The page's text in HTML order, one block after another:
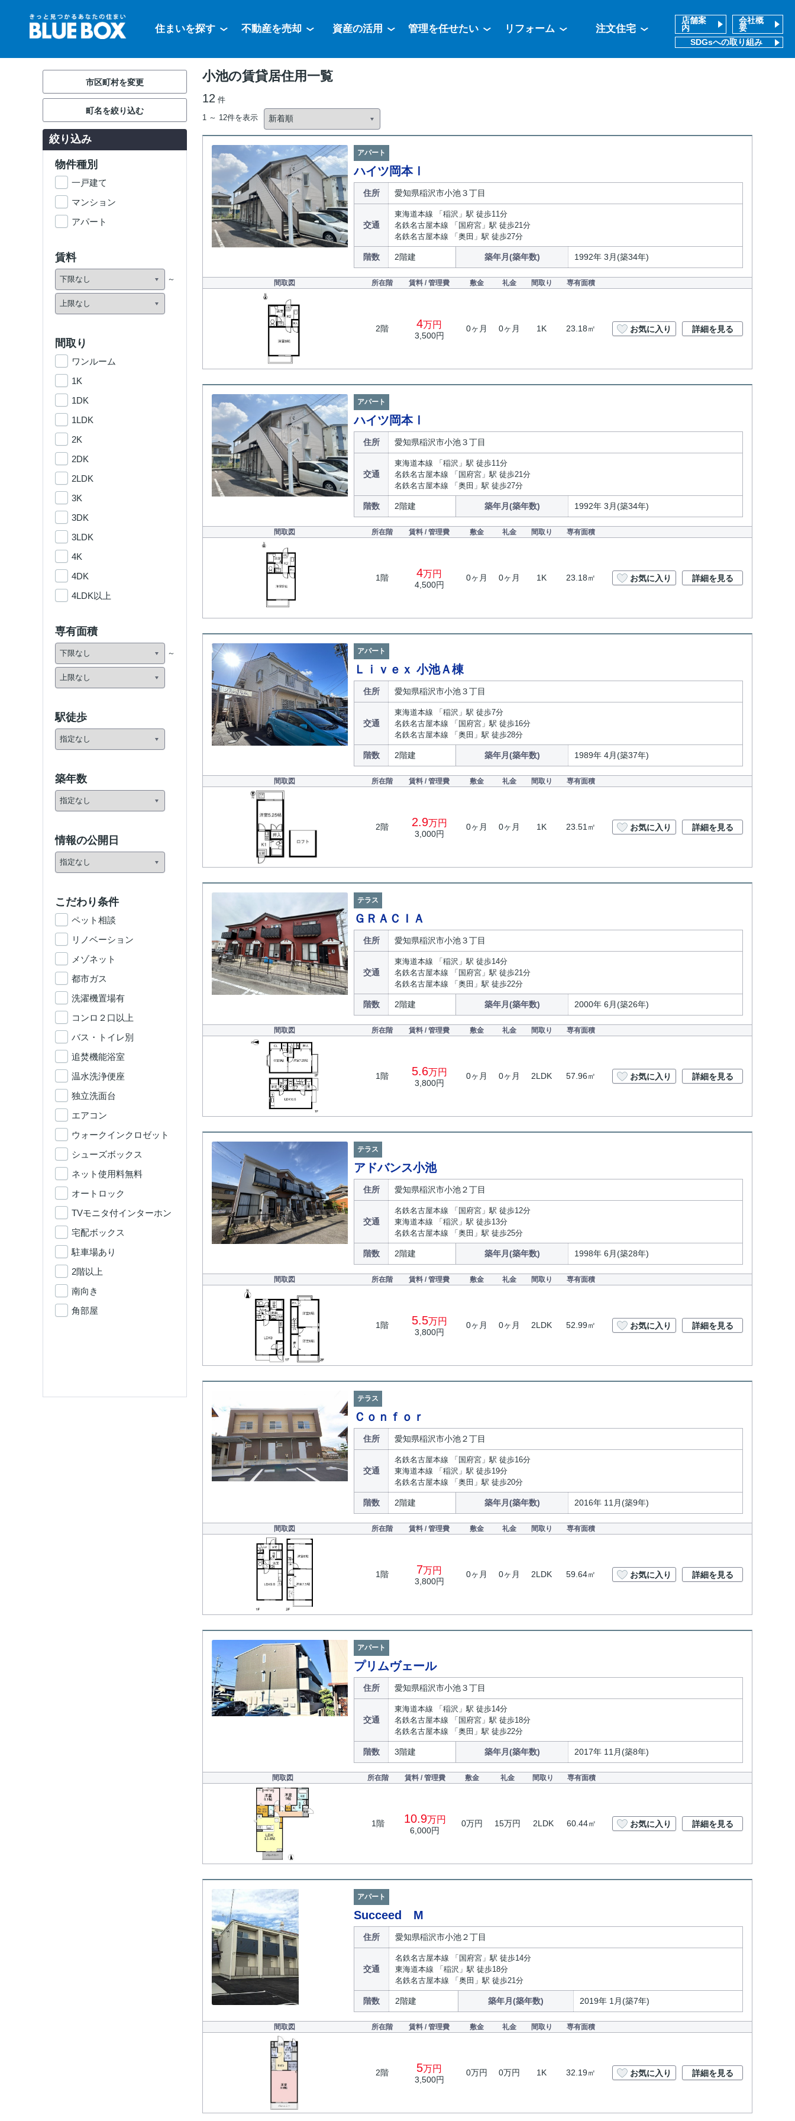
住まいを探す 不動産を売却 資産の活用 管理を任せたい リフォーム 注文住宅
店舗案
内
会社概
要
SDGsへの取り組み
小池の賃貸居住用一覧
12 件
1 ～ 12件を表示
アパート
ハイツ岡本Ⅰ
住所 愛知県稲沢市小池３丁目
交通
東海道本線 「稲沢」駅 徒歩11分
名鉄名古屋本線 「国府宮」駅 徒歩21分
名鉄名古屋本線 「奥田」駅 徒歩27分
階数 2階建 築年月(築年数) 1992年 3月(築34年)
間取図 所在階 賃料 / 管理費 敷金 礼金 間取り 専有面積
2階 4万円
3,500円
0ヶ月 0ヶ月 1K 23.18㎡ お気に入り 詳細を見る
アパート
ハイツ岡本Ⅰ
住所 愛知県稲沢市小池３丁目
交通
東海道本線 「稲沢」駅 徒歩11分
名鉄名古屋本線 「国府宮」駅 徒歩21分
名鉄名古屋本線 「奥田」駅 徒歩27分
階数 2階建 築年月(築年数) 1992年 3月(築34年)
間取図 所在階 賃料 / 管理費 敷金 礼金 間取り 専有面積
1階 4万円
4,500円
0ヶ月 0ヶ月 1K 23.18㎡ お気に入り 詳細を見る
アパート
Ｌｉｖｅｘ 小池Ａ棟
住所 愛知県稲沢市小池３丁目
交通
東海道本線 「稲沢」駅 徒歩7分
名鉄名古屋本線 「国府宮」駅 徒歩16分
名鉄名古屋本線 「奥田」駅 徒歩28分
階数 2階建 築年月(築年数) 1989年 4月(築37年)
間取図 所在階 賃料 / 管理費 敷金 礼金 間取り 専有面積
2階 2.9万円
3,000円
0ヶ月 0ヶ月 1K 23.51㎡ お気に入り 詳細を見る
テラス
ＧＲＡＣＩＡ
住所 愛知県稲沢市小池３丁目
交通
東海道本線 「稲沢」駅 徒歩14分
名鉄名古屋本線 「国府宮」駅 徒歩21分
名鉄名古屋本線 「奥田」駅 徒歩22分
階数 2階建 築年月(築年数) 2000年 6月(築26年)
間取図 所在階 賃料 / 管理費 敷金 礼金 間取り 専有面積
1階 5.6万円
3,800円
0ヶ月 0ヶ月 2LDK 57.96㎡ お気に入り 詳細を見る
テラス
アドバンス小池
住所 愛知県稲沢市小池２丁目
交通
名鉄名古屋本線 「国府宮」駅 徒歩12分
東海道本線 「稲沢」駅 徒歩13分
名鉄名古屋本線 「奥田」駅 徒歩25分
階数 2階建 築年月(築年数) 1998年 6月(築28年)
間取図 所在階 賃料 / 管理費 敷金 礼金 間取り 専有面積
1階 5.5万円
3,800円
0ヶ月 0ヶ月 2LDK 52.99㎡ お気に入り 詳細を見る
テラス
Ｃｏｎｆｏｒ
住所 愛知県稲沢市小池２丁目
交通
名鉄名古屋本線 「国府宮」駅 徒歩16分
東海道本線 「稲沢」駅 徒歩19分
名鉄名古屋本線 「奥田」駅 徒歩20分
階数 2階建 築年月(築年数) 2016年 11月(築9年)
間取図 所在階 賃料 / 管理費 敷金 礼金 間取り 専有面積
1階 7万円
3,800円
0ヶ月 0ヶ月 2LDK 59.64㎡ お気に入り 詳細を見る
アパート
プリムヴェール
住所 愛知県稲沢市小池３丁目
交通
東海道本線 「稲沢」駅 徒歩14分
名鉄名古屋本線 「国府宮」駅 徒歩18分
名鉄名古屋本線 「奥田」駅 徒歩22分
階数 3階建 築年月(築年数) 2017年 11月(築8年)
間取図 所在階 賃料 / 管理費 敷金 礼金 間取り 専有面積
1階 10.9万円
6,000円
0万円 15万円 2LDK 60.44㎡ お気に入り 詳細を見る
アパート
Succeed M
住所 愛知県稲沢市小池２丁目
交通
名鉄名古屋本線 「国府宮」駅 徒歩14分
東海道本線 「稲沢」駅 徒歩18分
名鉄名古屋本線 「奥田」駅 徒歩21分
階数 2階建 築年月(築年数) 2019年 1月(築7年)
間取図 所在階 賃料 / 管理費 敷金 礼金 間取り 専有面積
2階 5万円
3,500円
0万円 0万円 1K 32.19㎡ お気に入り 詳細を見る
市区町村を変更
町名を絞り込む
絞り込み
物件種別
一戸建て
マンション
アパート
賃料
間取り
ワンルーム
1K
1DK
1LDK
2K
2DK
2LDK
3K
3DK
3LDK
4K
4DK
4LDK以上
専有面積
駅徒歩
築年数
情報の公開日
こだわり条件
ペット相談
リノベーション
メゾネット
都市ガス
洗濯機置場有
コンロ２口以上
バス・トイレ別
追焚機能浴室
温水洗浄便座
独立洗面台
エアコン
ウォークインクロゼット
シューズボックス
ネット使用料無料
オートロック
TVモニタ付インターホン
宅配ボックス
駐車場あり
2階以上
南向き
角部屋